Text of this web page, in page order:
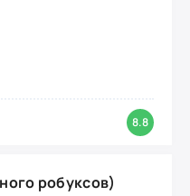
8.8
робуксов)